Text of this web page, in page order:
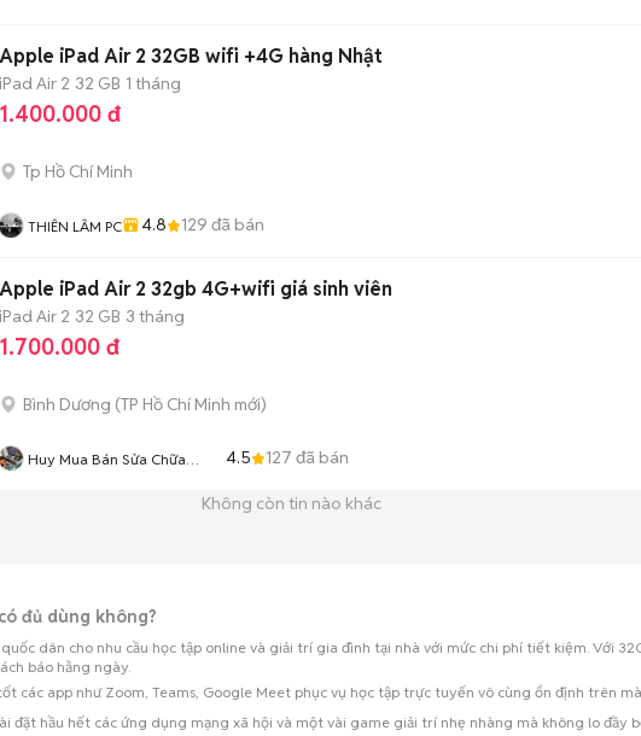
Apple iPad Air 2 32GB wifi +4G hàng Nhật
iPad Air 2 32 GB 1 tháng
1.400.000 đ
Tp Hồ Chí Minh
THIÊN LÂM PC 4.8 129 đã bán
Apple iPad Air 2 32gb 4G+wifi giá sinh viên
iPad Air 2 32 GB 3 tháng
1.700.000 đ
Bình Dương (TP Hồ Chí Minh mới)
Huy Mua Bán Sửa Chữa
4.5 127 đã bán
Không còn tin nào khác
đủ dùng không?
dân cho nhu cầu học tập online và giải trí gia đình tại nhà với mức chi phí tiết kiệm. Với
báo hằng ngày.
các app như Zoom, Teams, Google Meet phục vụ học tập trực tuyến vô cùng ổn định trên
đặt hầu hết các ứng dụng mạng xã hội và một vài game giải trí nhẹ nhàng mà không lo đầy